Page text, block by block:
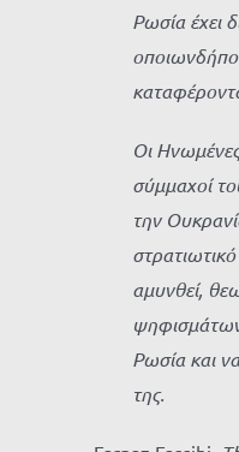
Ρωσία έχει
Οι
σύμμαχοί
την
αμυνθεί,
Ρωσία και
της.